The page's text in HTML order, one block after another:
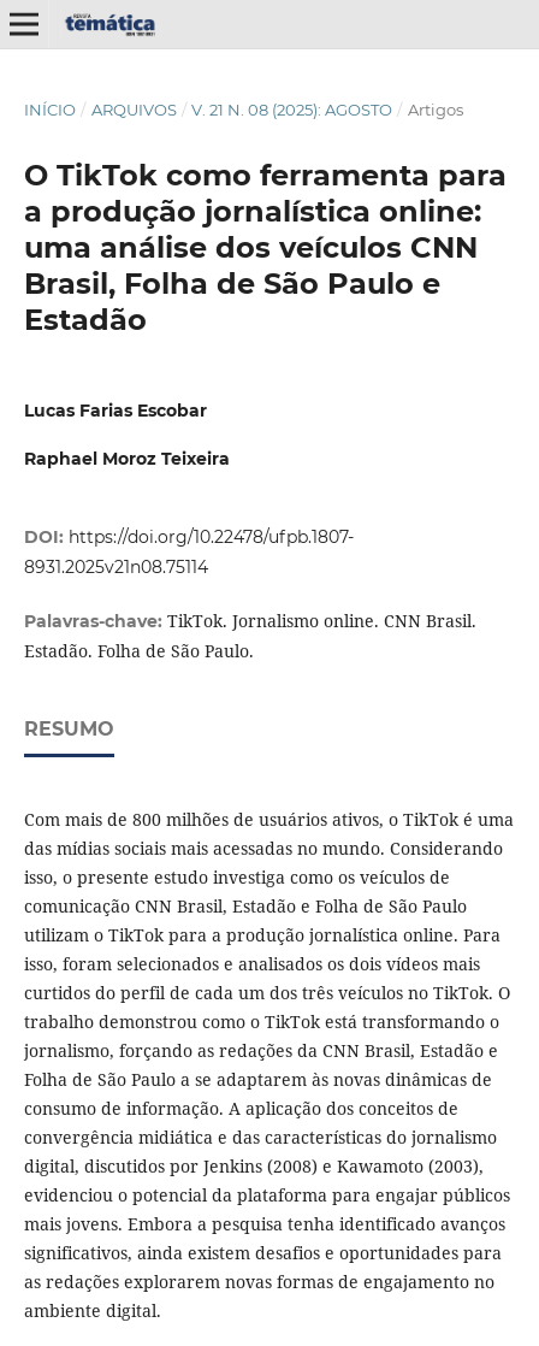
INÍCIO / ARQUIVOS / V. 21 N. 08 (2025): AGOSTO / Artigos
O TikTok como ferramenta para
a produção jornalística online:
uma análise dos veículos CNN
Brasil, Folha de São Paulo e
Estadão
Lucas Farias Escobar
Raphael Moroz Teixeira
DOI: https://doi.org/10.22478/ufpb.1807-
8931.2025v21n08.75114
Palavras-chave: TikTok. Jornalismo online. CNN Brasil.
Estadão. Folha de São Paulo.
RESUMO
Com mais de 800 milhões de usuários ativos, o TikTok é uma
das mídias sociais mais acessadas no mundo. Considerando
isso, o presente estudo investiga como os veículos de
comunicação CNN Brasil, Estadão e Folha de São Paulo
utilizam o TikTok para a produção jornalística online. Para
isso, foram selecionados e analisados os dois vídeos mais
curtidos do perfil de cada um dos três veículos no TikTok. O
trabalho demonstrou como o TikTok está transformando o
jornalismo, forçando as redações da CNN Brasil, Estadão e
Folha de São Paulo a se adaptarem às novas dinâmicas de
consumo de informação. A aplicação dos conceitos de
convergência midiática e das características do jornalismo
digital, discutidos por Jenkins (2008) e Kawamoto (2003),
evidenciou o potencial da plataforma para engajar públicos
mais jovens. Embora a pesquisa tenha identificado avanços
significativos, ainda existem desafios e oportunidades para
as redações explorarem novas formas de engajamento no
ambiente digital.